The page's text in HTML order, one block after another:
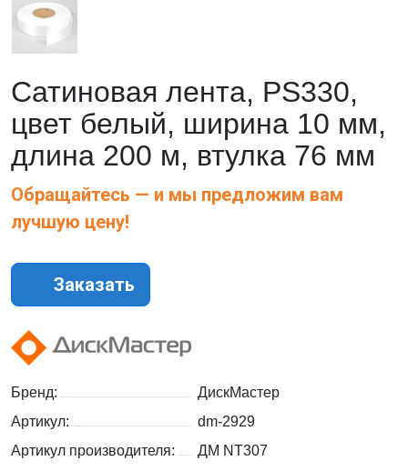
Сатиновая лента, PS330,
цвет белый, ширина 10 мм,
длина 200 м, втулка 76 мм
Обращайтесь — и мы предложим вам
лучшую цену!
Заказать
Бренд:
ДискМастер
Артикул:
dm-2929
Артикул производителя:
ДМ NT307